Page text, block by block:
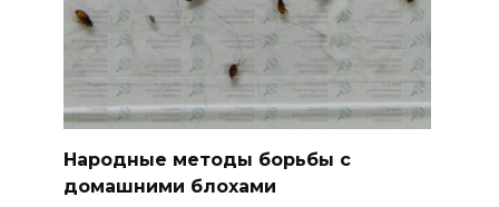
Народные методы борьбы с
домашними блохами